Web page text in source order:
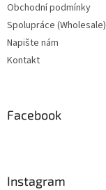
Obchodní podmínky
Spolupráce (Wholesale)
Napište nám
Kontakt
Facebook
Instagram